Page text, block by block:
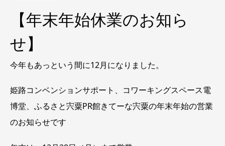
【年末年始休業のお知ら
せ】
今年もあっという間に12月になりました。
姫路コンベンションサポート、コワーキングスペース電
博堂、ふるさと宍粟PR館きてーな宍粟の年末年始の営業
のお知らせです